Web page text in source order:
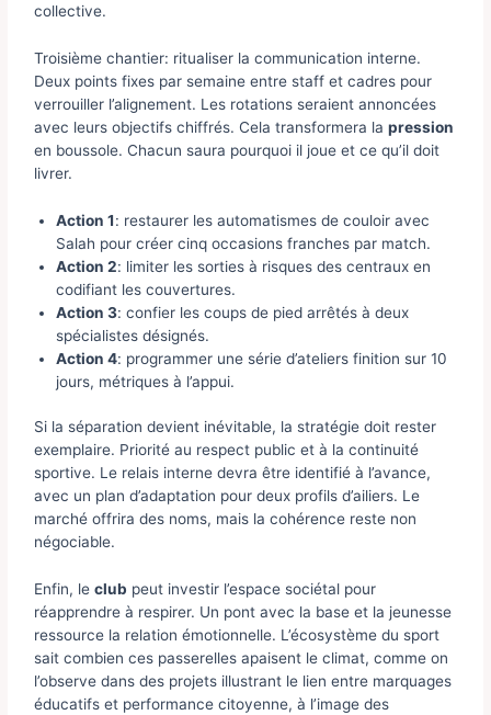
collective.
Troisième chantier: ritualiser la communication interne.
Deux points fixes par semaine entre staff et cadres pour
verrouiller l’alignement. Les rotations seraient annoncées
avec leurs objectifs chiffrés. Cela transformera lapression
en boussole. Chacun saura pourquoi il joue et ce qu’il doit
livrer.
Action 1: restaurer les automatismes de couloir avec
Salah pour créer cinq occasions franches par match.
Action 2: limiter les sorties à risques des centraux en
codifiant les couvertures.
Action 3: confier les coups de pied arrêtés à deux
spécialistes désignés.
Action 4: programmer une série d’ateliers finition sur 10
jours, métriques à l’appui.
Si la séparation devient inévitable, la stratégie doit rester
exemplaire. Priorité au respect public et à la continuité
sportive. Le relais interne devra être identifié à l’avance,
avec un plan d’adaptation pour deux profils d’ailiers. Le
marché offrira des noms, mais la cohérence reste non
négociable.
Enfin, leclub peut investir l’espace sociétal pour
réapprendre à respirer. Un pont avec la base et la jeunesse
ressource la relation émotionnelle. L’écosystème du sport
sait combien ces passerelles apaisent le climat, comme on
l’observe dans des projets illustrant le lien entre marquages
éducatifs et performance citoyenne, à l’image des